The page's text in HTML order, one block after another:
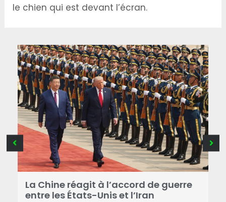
le chien qui est devant l’écran.
La Chine réagit à l’accord de guerre
entre les États-Unis et l’Iran